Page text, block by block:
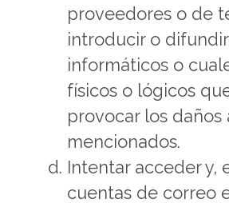
proveedores o de
introducir o
informáticos o
físicos o lógicos
provocar los
mencionados.
Intentar acceder y,
cuentas de correo